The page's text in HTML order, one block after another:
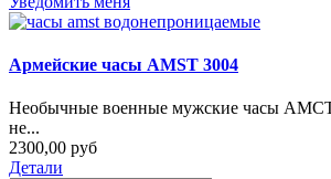
Армейские часы AMST 3004
Необычные военные мужские часы
не...
2300,00 руб
Детали